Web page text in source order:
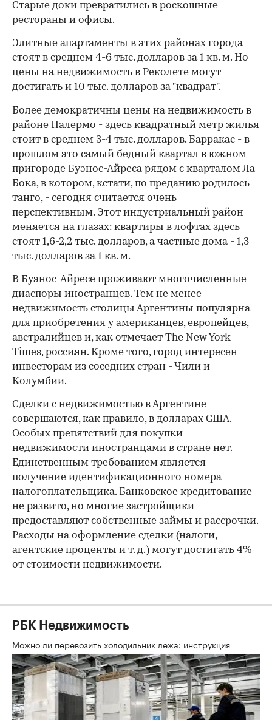
Старые доки превратились в роскошные
рестораны и офисы.
Элитные апартаменты в этих районах города
стоят в среднем 4-6 тыс. долларов за 1 кв. м. Но
цены на недвижимость в Реколете могут
достигать и 10 тыс. долларов за "квадрат".
00:00 / 00:00
Более демократичны цены на недвижимость в
районе Палермо - здесь квадратный метр жилья
стоит в среднем 3-4 тыс. долларов. Барракас - в
прошлом это самый бедный квартал в южном
пригороде Буэнос-Айреса рядом с кварталом Ла
Бока, в котором, кстати, по преданию родилось
танго, - сегодня считается очень
перспективным. Этот индустриальный район
меняется на глазах: квартиры в лофтах здесь
стоят 1,6-2,2 тыс. долларов, а частные дома - 1,3
тыс. долларов за 1 кв. м.
В Буэнос-Айресе проживают многочисленные
диаспоры иностранцев. Тем не менее
недвижимость столицы Аргентины популярна
для приобретения у американцев, европейцев,
австралийцев и, как отмечает The New York
Times, россиян. Кроме того, город интересен
инвесторам из соседних стран - Чили и
Колумбии.
Сделки с недвижимостью в Аргентине
совершаются, как правило, в долларах США.
Особых препятствий для покупки
недвижимости иностранцами в стране нет.
Единственным требованием является
получение идентификационного номера
налогоплательщика. Банковское кредитование
не развито, но многие застройщики
предоставляют собственные займы и рассрочки.
Расходы на оформление сделки (налоги,
агентские проценты и т. д.) могут достигать 4%
от стоимости недвижимости.
РБК Недвижимость
Можно ли перевозить холодильник лежа: инструкция